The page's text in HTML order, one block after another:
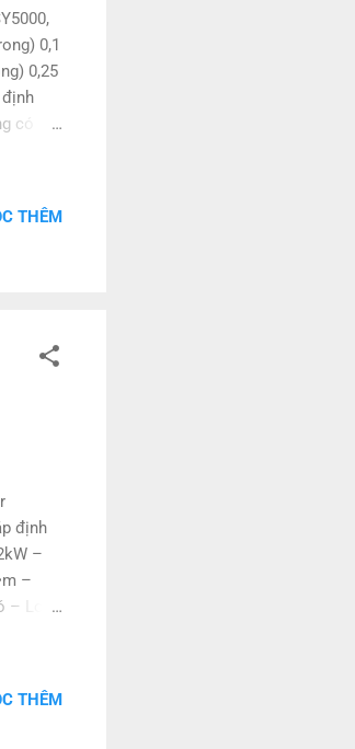
0,1
0,25
định
có
3YO-
THÊM
định
–
–
– Loại
THÊM